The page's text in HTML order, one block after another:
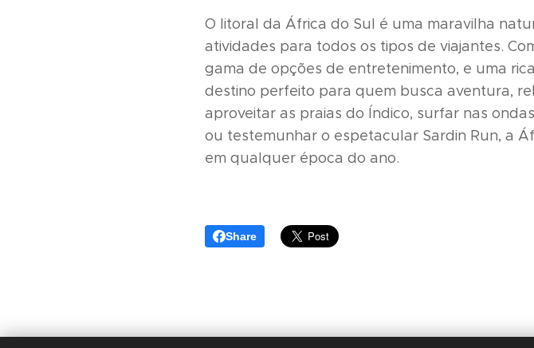
O litoral da África do Sul é uma maravilha
atividades para todos os tipos de viajantes.
gama de opções de entretenimento, e uma
destino perfeito para quem busca aventura,
aproveitar as praias do Índico, surfar nas
ou testemunhar o espetacular Sardin Run, a
em qualquer época do ano.
Share